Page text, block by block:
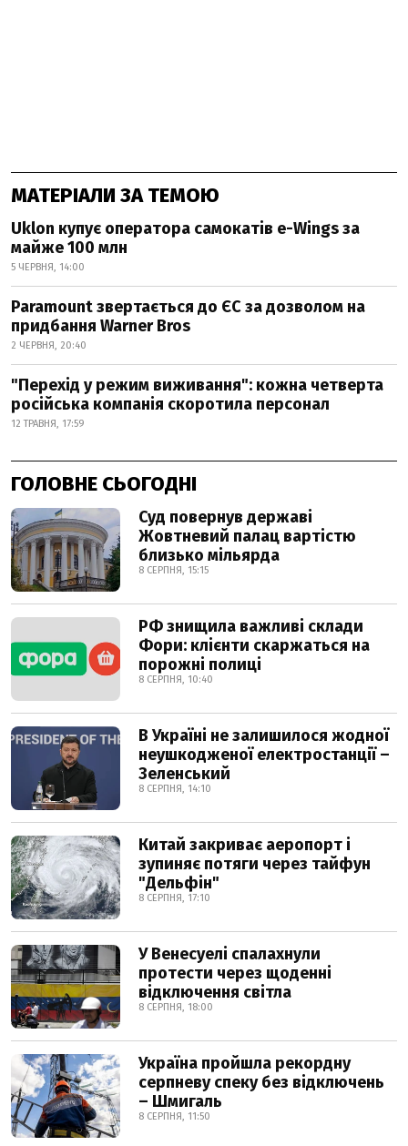
МАТЕРІАЛИ ЗА ТЕМОЮ
Uklon купує оператора самокатів e-Wings за
майже 100 млн
5 ЧЕРВНЯ, 14:00
Paramount звертається до ЄС за дозволом на
придбання Warner Bros
2 ЧЕРВНЯ, 20:40
"Перехід у режим виживання": кожна четверта
російська компанія скоротила персонал
12 ТРАВНЯ, 17:59
ГОЛОВНЕ СЬОГОДНІ
Суд повернув державі
Жовтневий палац вартістю
близько мільярда
8 СЕРПНЯ, 15:15
РФ знищила важливі склади
Фори: клієнти скаржаться на
порожні полиці
8 СЕРПНЯ, 10:40
В Україні не залишилося жодної
неушкодженої електростанції –
Зеленський
8 СЕРПНЯ, 14:10
Китай закриває аеропорт і
зупиняє потяги через тайфун
"Дельфін"
8 СЕРПНЯ, 17:10
У Венесуелі спалахнули
протести через щоденні
відключення світла
8 СЕРПНЯ, 18:00
Україна пройшла рекордну
серпневу спеку без відключень
– Шмигаль
8 СЕРПНЯ, 11:50